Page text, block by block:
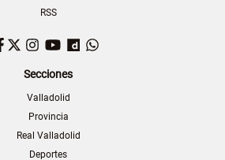
RSS
Facebook
TwitterInstagram
YouTubeDailymotion
Secciones
Valladolid
Provincia
Real Valladolid
Deportes